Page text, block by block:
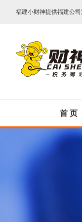
福建小财神提供福建公
首 页